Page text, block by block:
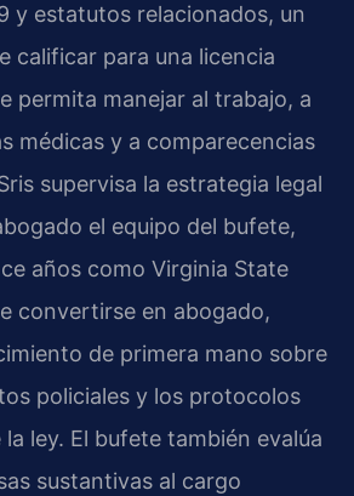
y estatutos relacionados, un
calificar para una licencia
permita manejar al trabajo, a
médicas y a comparecencias
supervisa la estrategia legal
el equipo del bufete,
años como Virginia State
convertirse en abogado,
de primera mano sobre
policiales y los protocolos
ley. El bufete también evalúa
sustantivas al cargo